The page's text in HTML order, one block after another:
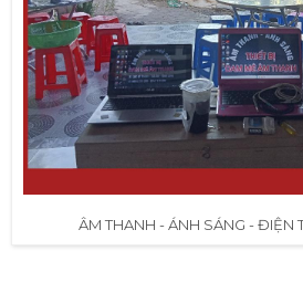
ÂM THANH - ÁNH SÁNG - ĐIỆN